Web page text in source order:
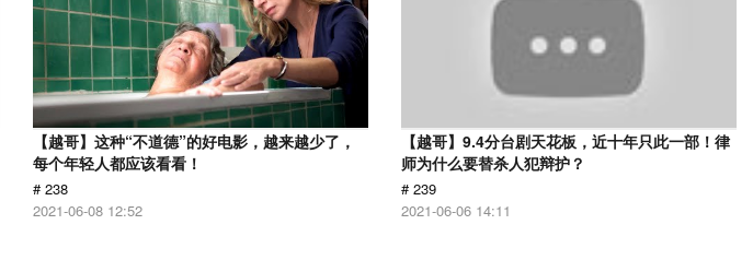
【越哥】这种“不道德”的好电影，越来越少了，
每个年轻人都应该看看！
# 238
2021-06-08 12:52
【越哥】9.4分台剧天花板，近十年只此一部！律
师为什么要替杀人犯辩护？
# 239
2021-06-06 14:11